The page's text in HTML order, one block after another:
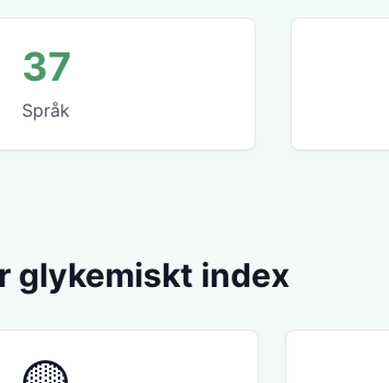
37
Språk
glykemiskt index